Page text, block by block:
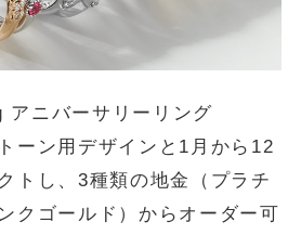
ニバーサリーリング
ーン用デザインと1月から12
トし、3種類の地金（プラチ
クゴールド）からオーダー可